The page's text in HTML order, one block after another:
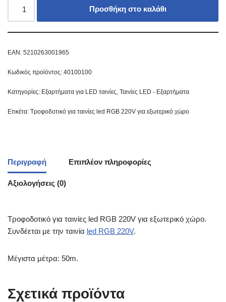
Προσθήκη στο καλάθι
EAN: 5210263001965
Κωδικός προϊόντος: 40100100
Κατηγορίες: Εξαρτήματα για LED ταινίες, Ταινίες LED - Εξαρτήματα
Ετικέτα: Τροφοδοτικό για ταινίες led RGB 220V για εξωτερικό χώρο
Περιγραφή Επιπλέον πληροφορίες
Αξιολογήσεις (0)
Τροφοδοτικό για ταινίες led RGB 220V για εξωτερικό χώρο.
Συνδέεται με την ταινία led RGB 220V.
Μέγιστα μέτρα: 50m.
Σχετικά προϊόντα